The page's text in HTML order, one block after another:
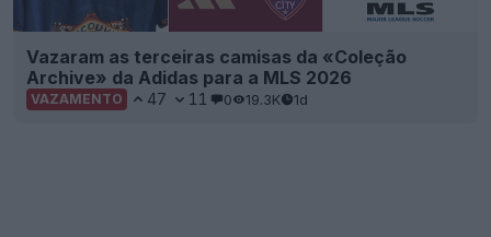
Vazaram as terceiras camisas da «Coleção
Archive» da Adidas para a MLS 2026
VAZAMENTO 47 11 0 19.3K 1d